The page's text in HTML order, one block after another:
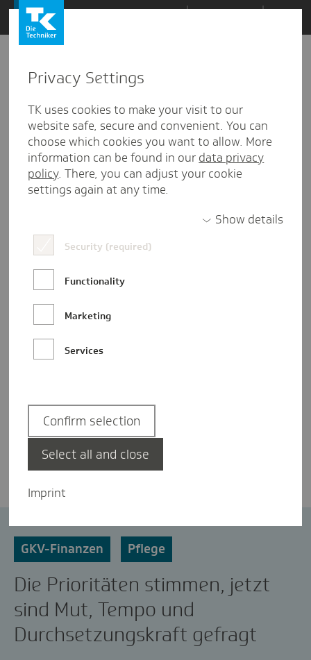
Zum
Inhalt
springen
den
Kommentaren
Dr. Jens Baas
GKV-Finanzen Pflege
Die Prioritäten stimmen, jetzt
sind Mut, Tempo und
Durchsetzungskraft gefragt
Privacy Settings
TK uses cookies to make your visit to our
website safe, secure and convenient. You can
choose which cookies you want to allow. More
information can be found in our data privacy
policy. There, you can adjust your cookie
settings again at any time.
Show details
Security (required)
Functionality
Marketing
Services
Imprint
Confirm selection
Select all and close